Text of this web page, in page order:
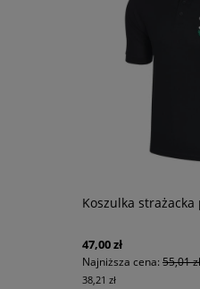
Koszulka strażacka
47,00 zł
Najniższa cena: 55,01 zł
38,21 zł